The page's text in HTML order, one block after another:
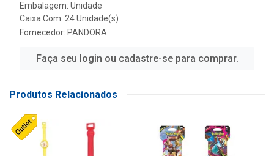
Embalagem: Unidade
Caixa Com: 24 Unidade(s)
Fornecedor: PANDORA
Faça seu login ou cadastre-se para comprar.
Produtos Relacionados